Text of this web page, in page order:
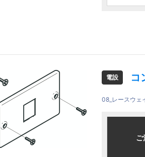
電設 コ
08_レースウェ
ご注文ご
ご注文ご